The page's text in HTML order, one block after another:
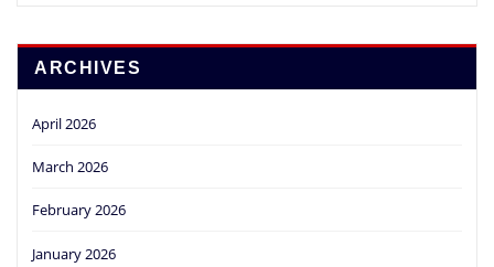
ARCHIVES
April 2026
March 2026
February 2026
January 2026